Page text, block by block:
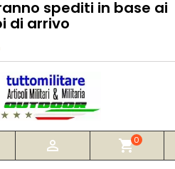
spediti in base ai
di arrivo
 shopping_cart0
Crea lista dei desideri
per salvare dei
desideri.
Annulla